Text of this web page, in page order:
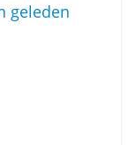
geleden